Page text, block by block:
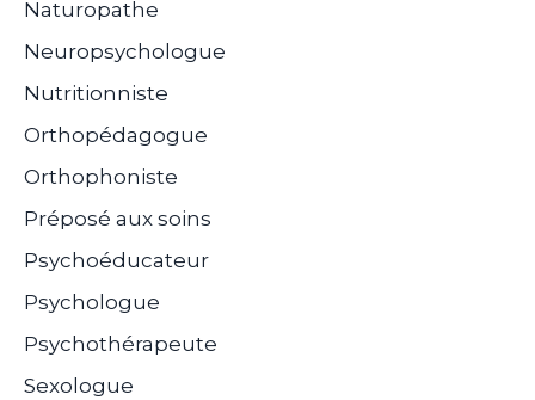
Naturopathe
Neuropsychologue
Nutritionniste
Orthopédagogue
Orthophoniste
Préposé aux soins
Psychoéducateur
Psychologue
Psychothérapeute
Sexologue